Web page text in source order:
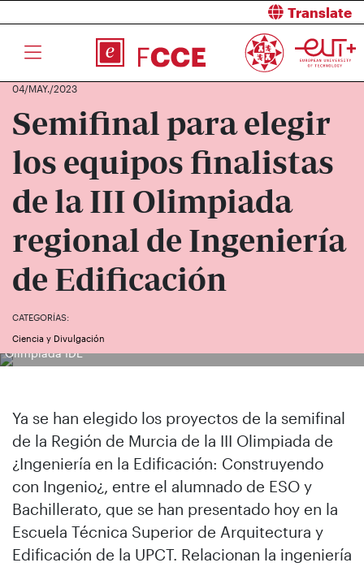
Translate
04/MAY./2023
Semifinal para elegir
los equipos finalistas
de la III Olimpiada
regional de Ingeniería
de Edificación
CATEGORÍAS:
Ciencia y Divulgación
Grupo de estudiantes exponiendo durante la Semifinal de la III
Olimpiada IDE
Ya se han elegido los proyectos de la semifinal
de la Región de Murcia de la III Olimpiada de
¿Ingeniería en la Edificación: Construyendo
con Ingenio¿, entre el alumnado de ESO y
Bachillerato, que se han presentado hoy en la
Escuela Técnica Superior de Arquitectura y
Edificación de la UPCT. Relacionan la ingeniería